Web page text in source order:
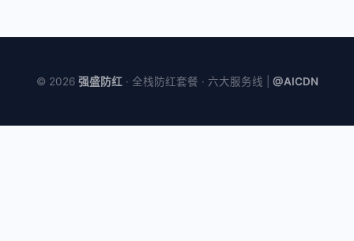
© 2026 强盛防红· 全栈防红套餐 · 六大服务线 | @AICDN